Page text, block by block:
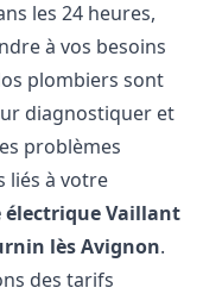
les 24 heures,
à vos besoins
plombiers sont
diagnostiquer et
problèmes
liés à votre
électrique Vaillant
lès Avignon.
des tarifs